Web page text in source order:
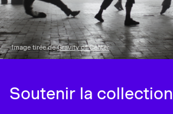
Image tirée deGravity of Center
Soutenir la collection